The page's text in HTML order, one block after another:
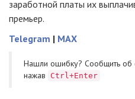
заработной платы их
премьер.
Telegram | MAX
Нашли ошибку? Cообщить
нажав
Ctrl+Enter